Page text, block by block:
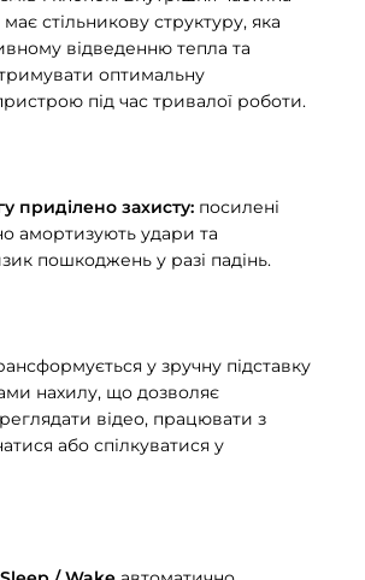
має стільникову структуру, яка
відведенню тепла та
оптимальну
під час тривалої роботи.
приділено захисту: посилені
амортизують удари та
пошкоджень у разі падінь.
у зручну підставку
нахилу, що дозволяє
відео, працювати з
або спілкуватися у